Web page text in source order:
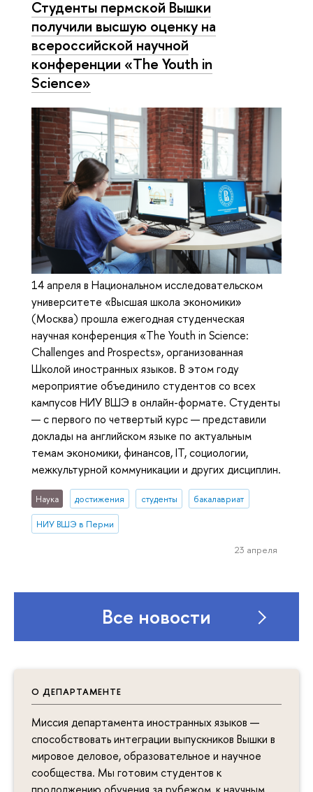
О ДЕПАРТАМЕНТЕ
Миссия департамента иностранных языков —
способствовать интеграции выпускников Вышки в
мировое деловое, образовательное и научное
сообщества. Мы готовим студентов к
Студенты пермской Вышки
получили высшую оценку на
всероссийской научной
конференции «The Youth in
Science»
14 апреля в Национальном исследовательском
университете «Высшая школа экономики»
(Москва) прошла ежегодная студенческая
научная конференция «The Youth in Science:
Challenges and Prospects», организованная
Школой иностранных языков. В этом году
мероприятие объединило студентов со всех
кампусов НИУ ВШЭ в онлайн-формате. Студенты
— с первого по четвертый курс — представили
доклады на английском языке по актуальным
темам экономики, финансов, IT, социологии,
межкультурной коммуникации и других дисциплин.
Наука достижения студенты бакалавриат
НИУ ВШЭ в Перми
23 апреля
Все новости